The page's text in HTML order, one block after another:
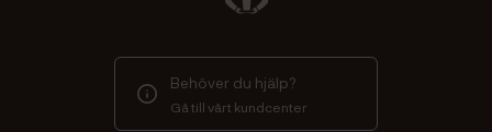
Behöver du hjälp?
Gå till vårt kundcenter